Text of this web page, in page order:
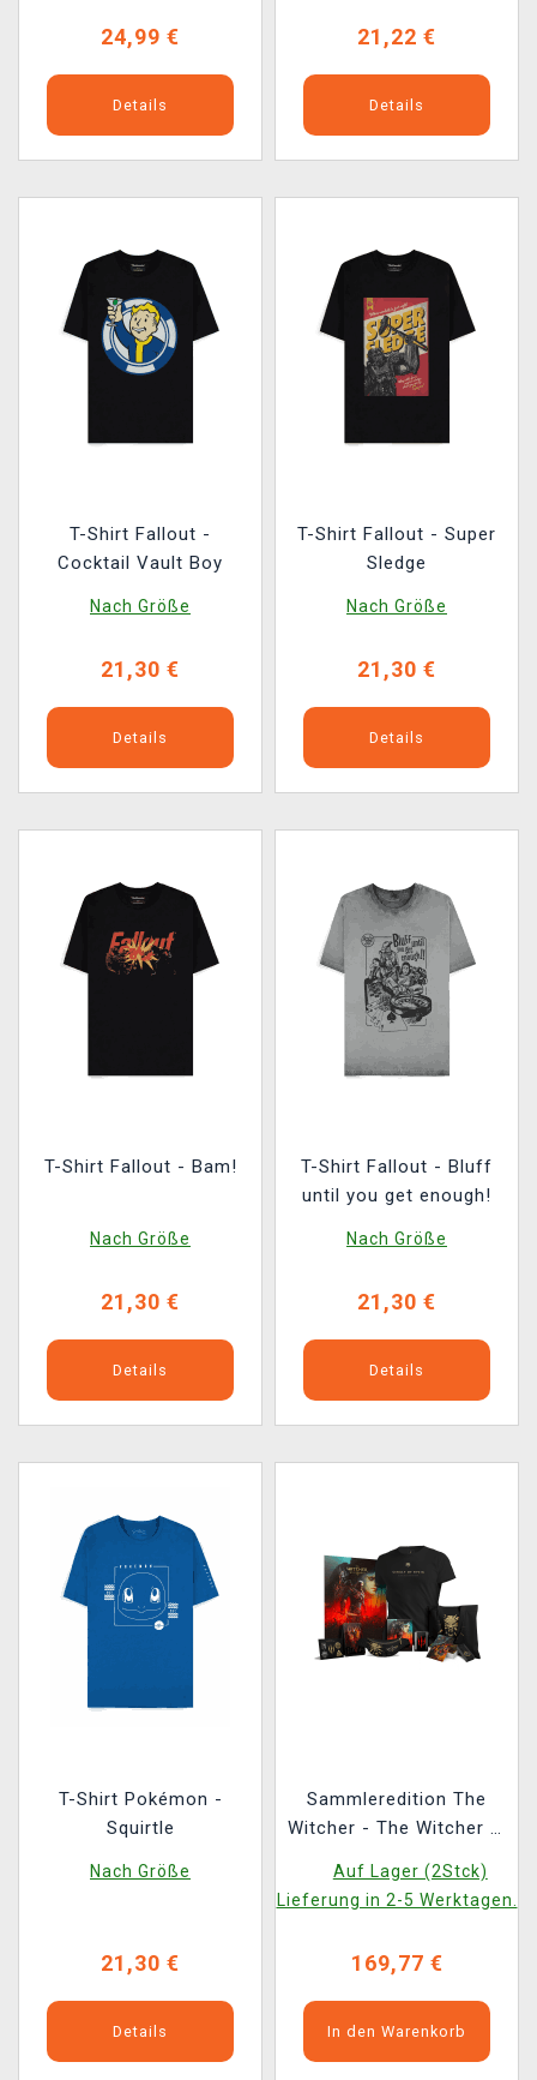
24,99 €
Details
21,22 €
Details
T-Shirt Fallout -
Cocktail Vault Boy
Nach Größe
21,30 €
Details
T-Shirt Fallout - Super
Sledge
Nach Größe
21,30 €
Details
T-Shirt Fallout - Bam!
Nach Größe
21,30 €
Details
T-Shirt Fallout - Bluff
until you get enough!
Nach Größe
21,30 €
Details
T-Shirt Pokémon -
Squirtle
Nach Größe
21,30 €
Details
Sammleredition The
Witcher - The Witcher 3:
Monster Slayer Kit
Auf Lager (2Stck)
Lieferung in 2-5 Werktagen.
169,77 €
In den Warenkorb